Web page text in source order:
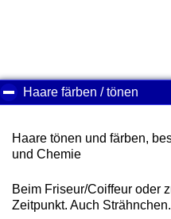
Haare färben / tönen
Haare tönen und färben,
und Chemie
Beim Friseur/Coiffeur oder
Zeitpunkt. Auch Strähnchen.